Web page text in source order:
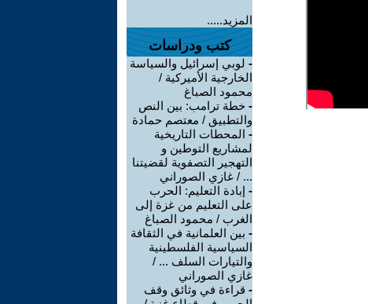
المزيد.....
كتب ودراسات
- لوبي إسرائيل والسياسة
الخارجية الأميركية /
محمود الصباغ
- خطة ترامب: بين النص
والتطبيق / معتصم حمادة
- المحطات التاريخية
لمشاريع التوطين و
التهجير التصفوية لقضيتنا
... / غازي الصوراني
- إبادة التعليم: الحرب
على التعليم من غزة إلى
الغرب / محمود الصباغ
- بين العلمانية في الثقافة
السياسية الفلسطينية
والتيارات السلف ... /
غازي الصوراني
- قراءة في وثائق وقف